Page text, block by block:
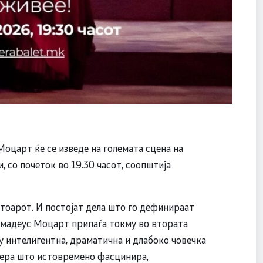
ќе се изведе на големата сцена на
почеток во 19.30 часот, соопштија
И постојат дела што го дефинираат
Моцарт припаѓа токму во втората
интелигентна, драматична и длабоко човечка
што истовремено фасцинира,